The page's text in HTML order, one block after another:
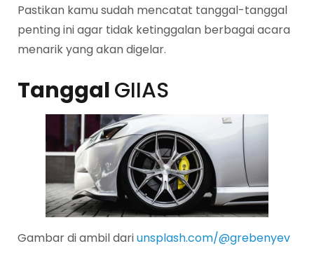
Pastikan kamu sudah mencatat tanggal-tanggal
penting ini agar tidak ketinggalan berbagai acara
menarik yang akan digelar.
TanggalGIIAS
Gambar di ambil dariunsplash.com/@grebenyev